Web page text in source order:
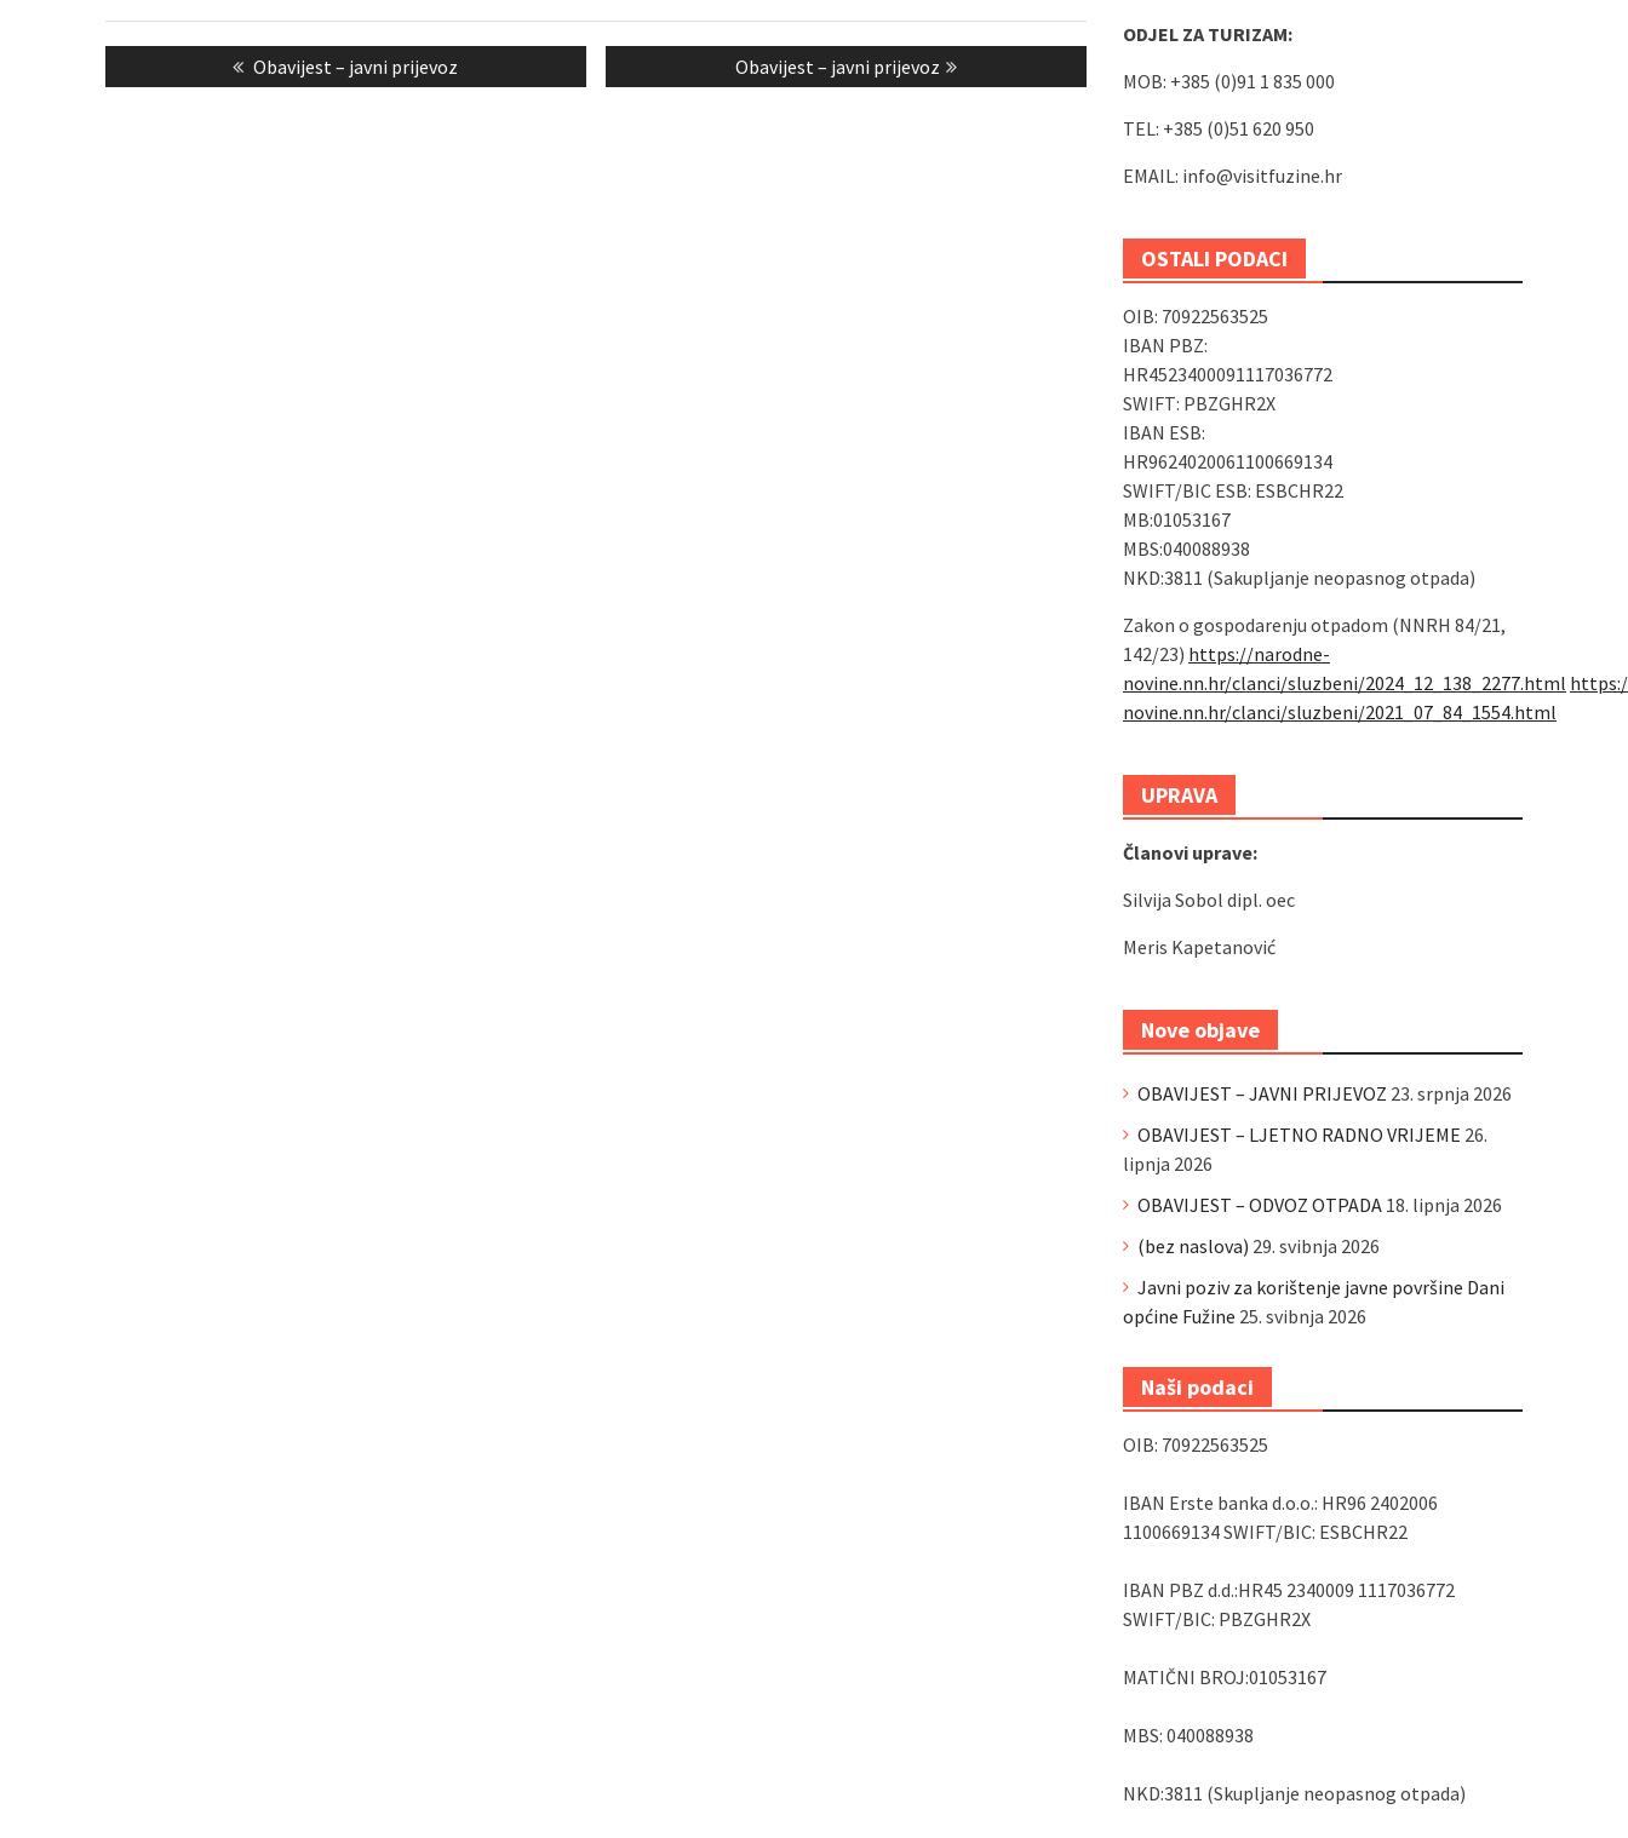
Navigacija
objava
Previous
post:
Obavijest – javni prijevoz
Next
post:
Obavijest – javni prijevoz
ODJEL ZA TURIZAM:
MOB: +385 (0)91 1 835 000
TEL: +385 (0)51 620 950
EMAIL: info@visitfuzine.hr
OSTALI PODACI
OIB: 70922563525
IBAN PBZ:
HR4523400091117036772
SWIFT: PBZGHR2X
IBAN ESB:
HR9624020061100669134
SWIFT/BIC ESB: ESBCHR22
MB:01053167
MBS:040088938
NKD:3811 (Sakupljanje neopasnog otpada)
Zakon o gospodarenju otpadom (NNRH 84/21,
142/23) https://narodne-
novine.nn.hr/clanci/sluzbeni/2024_12_138_2277.html
novine.nn.hr/clanci/sluzbeni/2021_07_84_1554.html
UPRAVA
Članovi uprave:
Silvija Sobol dipl. oec
Meris Kapetanović
Nove objave
OBAVIJEST – JAVNI PRIJEVOZ 23. srpnja 2026
OBAVIJEST – LJETNO RADNO VRIJEME 26.
lipnja 2026
OBAVIJEST – ODVOZ OTPADA 18. lipnja 2026
(bez naslova) 29. svibnja 2026
Javni poziv za korištenje javne površine Dani
općine Fužine 25. svibnja 2026
Naši podaci
OIB: 70922563525
IBAN Erste banka d.o.o.: HR96 2402006
1100669134 SWIFT/BIC: ESBCHR22
IBAN PBZ d.d.:HR45 2340009 1117036772
SWIFT/BIC: PBZGHR2X
MATIČNI BROJ:01053167
MBS: 040088938
NKD:3811 (Skupljanje neopasnog otpada)